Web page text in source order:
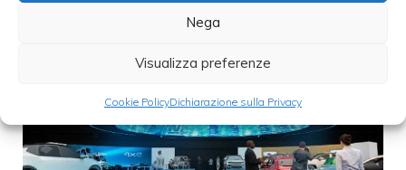
Nega
Visualizza preferenze
Cookie PolicyDichiarazione sulla Privacy